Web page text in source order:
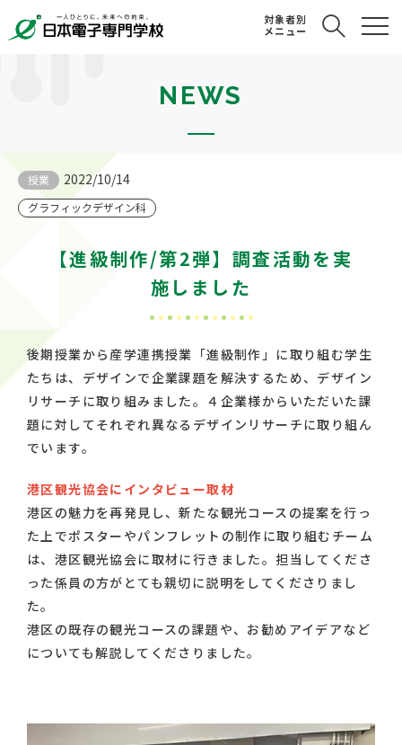
対象者別
メニュー
NEWS
授業 2022/10/14
グラフィックデザイン科
【進級制作/第2弾】調査活動を実
施しました
後期授業から産学連携授業「進級制作」に取り組む学生
たちは、デザインで企業課題を解決するため、デザイン
リサーチに取り組みました。４企業様からいただいた課
題に対してそれぞれ異なるデザインリサーチに取り組ん
でいます。
港区観光協会にインタビュー取材
港区の魅力を再発見し、新たな観光コースの提案を行っ
た上でポスターやパンフレットの制作に取り組むチーム
は、港区観光協会に取材に行きました。担当してくださ
った係員の方がとても親切に説明をしてくださりまし
た。
港区の既存の観光コースの課題や、お勧めアイデアなど
についても解説してくださりました。